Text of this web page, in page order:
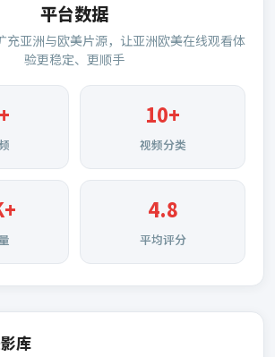
平台数据
充亚洲与欧美片源，让亚洲欧美在线观看体
验更稳定、更顺手
+ 10+
视频分类
4.8
平均评分
库